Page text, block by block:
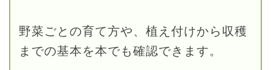
野菜ごとの育て方や、植え付けから収穫
までの基本を本でも確認できます。